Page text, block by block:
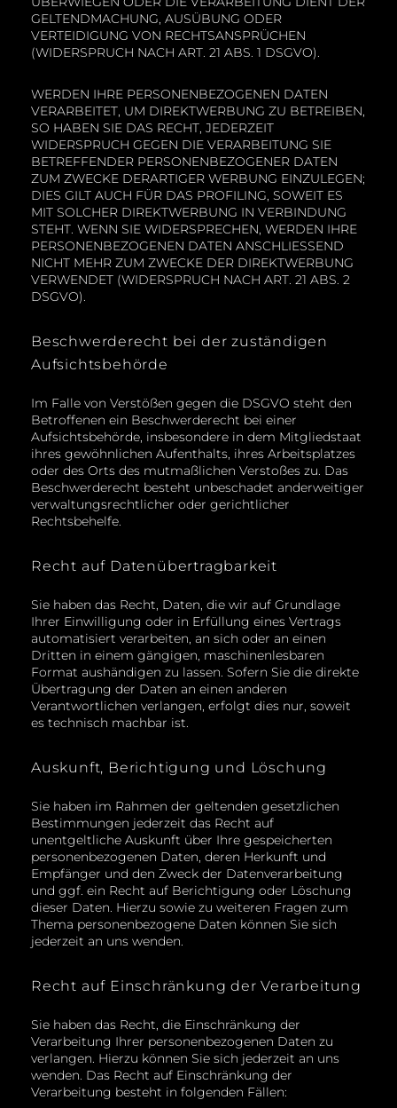
GELTENDMACHUNG, AUSÜBUNG ODER
VERTEIDIGUNG VON RECHTSANSPRÜCHEN
(WIDERSPRUCH NACH ART. 21 ABS. 1 DSGVO).
WERDEN IHRE PERSONENBEZOGENEN DATEN
VERARBEITET, UM DIREKTWERBUNG ZU BETREIBEN,
SO HABEN SIE DAS RECHT, JEDERZEIT
WIDERSPRUCH GEGEN DIE VERARBEITUNG SIE
BETREFFENDER PERSONENBEZOGENER DATEN
ZUM ZWECKE DERARTIGER WERBUNG EINZULEGEN;
DIES GILT AUCH FÜR DAS PROFILING, SOWEIT ES
MIT SOLCHER DIREKTWERBUNG IN VERBINDUNG
STEHT. WENN SIE WIDERSPRECHEN, WERDEN IHRE
PERSONENBEZOGENEN DATEN ANSCHLIESSEND
NICHT MEHR ZUM ZWECKE DER DIREKTWERBUNG
VERWENDET (WIDERSPRUCH NACH ART. 21 ABS. 2
DSGVO).
Beschwerde­recht bei der zuständigen
Aufsichts­behörde
Im Falle von Verstößen gegen die DSGVO steht den
Betroffenen ein Beschwerderecht bei einer
Aufsichtsbehörde, insbesondere in dem Mitgliedstaat
ihres gewöhnlichen Aufenthalts, ihres Arbeitsplatzes
oder des Orts des mutmaßlichen Verstoßes zu. Das
Beschwerderecht besteht unbeschadet anderweitiger
verwaltungsrechtlicher oder gerichtlicher
Rechtsbehelfe.
Recht auf Daten­übertrag­barkeit
Sie haben das Recht, Daten, die wir auf Grundlage
Ihrer Einwilligung oder in Erfüllung eines Vertrags
automatisiert verarbeiten, an sich oder an einen
Dritten in einem gängigen, maschinenlesbaren
Format aushändigen zu lassen. Sofern Sie die direkte
Übertragung der Daten an einen anderen
Verantwortlichen verlangen, erfolgt dies nur, soweit
es technisch machbar ist.
Auskunft, Berichtigung und Löschung
Sie haben im Rahmen der geltenden gesetzlichen
Bestimmungen jederzeit das Recht auf
unentgeltliche Auskunft über Ihre gespeicherten
personenbezogenen Daten, deren Herkunft und
Empfänger und den Zweck der Datenverarbeitung
und ggf. ein Recht auf Berichtigung oder Löschung
dieser Daten. Hierzu sowie zu weiteren Fragen zum
Thema personenbezogene Daten können Sie sich
jederzeit an uns wenden.
Recht auf Einschränkung der Verarbeitung
Sie haben das Recht, die Einschränkung der
Verarbeitung Ihrer personenbezogenen Daten zu
verlangen. Hierzu können Sie sich jederzeit an uns
wenden. Das Recht auf Einschränkung der
Verarbeitung besteht in folgenden Fällen: